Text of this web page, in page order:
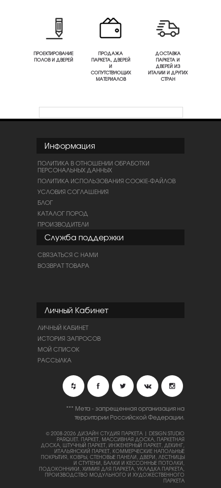
ПРОЕКТИРОВАНИЕ
ПОЛОВ И ДВЕРЕЙ
ПРОДАЖА
ПАРКЕТА, ДВЕРЕЙ
И
СОПУТСТВУЮЩИХ
МАТЕРИАЛОВ
ДОСТАВКА
ПАРКЕТА И
ДВЕРЕЙ ИЗ
ИТАЛИИ И ДРУГИХ
СТРАН
Информация
ПОЛИТИКА В ОТНОШЕНИИ ОБРАБОТКИ
ПЕРСОНАЛЬНЫХ ДАННЫХ
ПОЛИТИКА ИСПОЛЬЗОВАНИЯ COOKIE-ФАЙЛОВ
УСЛОВИЯ СОГЛАШЕНИЯ
БЛОГ
КАТАЛОГ ПОРОД
ПРОИЗВОДИТЕЛИ
Служба поддержки
СВЯЗАТЬСЯ С НАМИ
ВОЗВРАТ ТОВАРА
Личный Кабинет
ЛИЧНЫЙ КАБИНЕТ
ИСТОРИЯ ЗАПРОСОВ
МОЙ СПИСОК
РАССЫЛКА
*** Мета - запрещенная организация на
территории Российской Федерации.
© 2008-2026 ДИЗАЙН СТУДИЯ ПАРКЕТА | DESIGN STUDIO
PARQUET. ПАРКЕТ, МАССИВНАЯ ДОСКА, ПАРКЕТНАЯ
ДОСКА, ШТУЧНЫЙ ПАРКЕТ, ИНЖЕНЕРНЫЙ ПАРКЕТ, ДЕКИНГ,
ИТАЛЬЯНСКИЙ ПАРКЕТ, КОММЕРЧЕСКИЕ НАПОЛЬНЫЕ
ПОКРЫТИЯ, КОВРЫ, СТЕНОВЫЕ ПАНЕЛИ, ДВЕРИ, ЛЕСТНИЦЫ
И СТУПЕНИ, БАЛКИ И КЕССОННЫЕ ПОТОЛКИ,
ПОДОКОННИКИ, ХИМИЯ ДЛЯ ПАРКЕТА, УКЛАДКА ПАРКЕТА,
ПРОИЗВОДСТВО МОДУЛЬНОГО И ХУДОЖЕСТВЕННОГО
ПАРКЕТА